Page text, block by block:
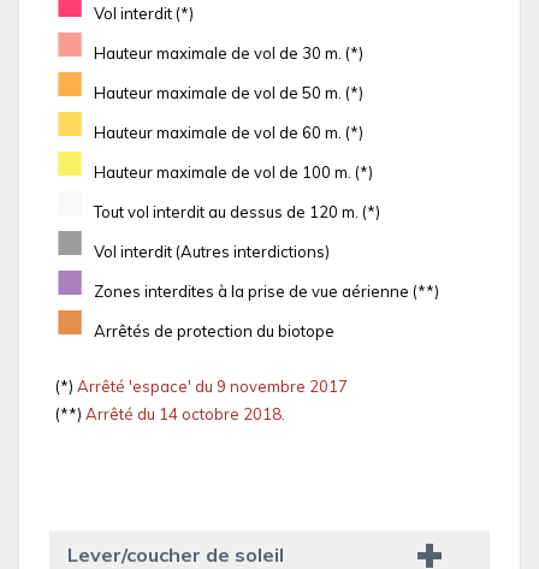
Vol interdit (*)
■ Hauteur maximale de vol de 30 m. (*)
■ Hauteur maximale de vol de 50 m. (*)
■ Hauteur maximale de vol de 60 m. (*)
■ Hauteur maximale de vol de 100 m. (*)
Tout vol interdit au dessus de 120 m. (*)
■ Vol interdit (Autres interdictions)
■ Zones interdites à la prise de vue aérienne (**)
■ Arrêtés de protection du biotope
(*) Arrêté 'espace' du 9 novembre 2017
(**) Arrêté du 14 octobre 2018.
Lever/coucher de soleil